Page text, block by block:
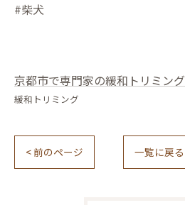
#柴犬
京都市で専門家の緩和トリミング
緩和トリミング
< 前のページ 一覧に戻る